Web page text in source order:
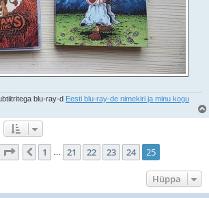
blu-ray-d Eesti blu-ray-de nimekiri ja minu kogu
25 . leht 25-st
Eelmine
1 21 22 23 24 25
Hüppa